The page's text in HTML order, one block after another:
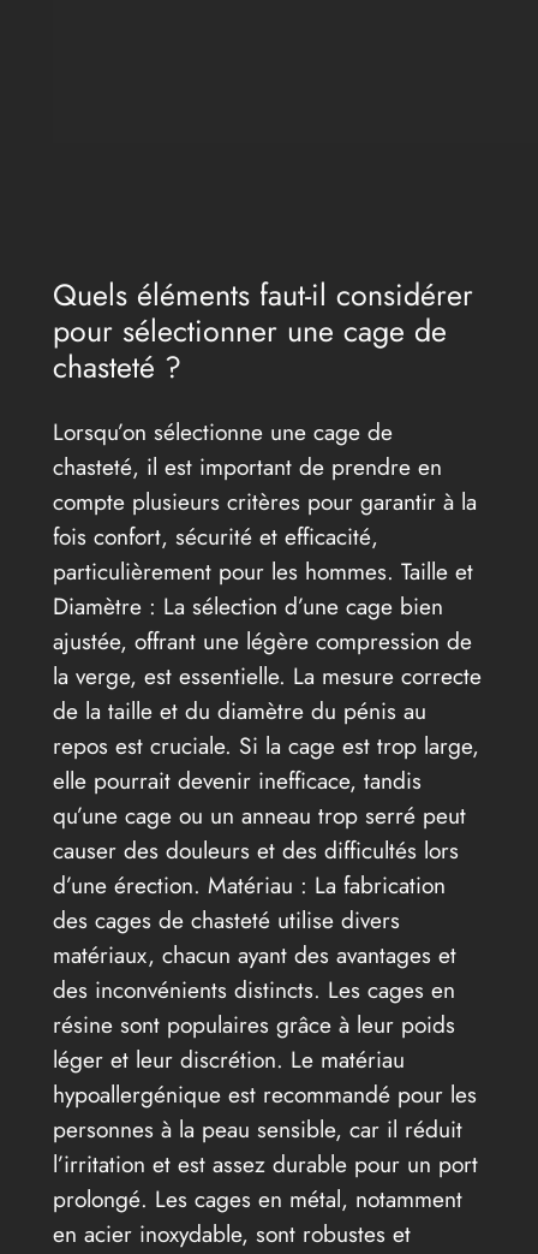
Quels éléments faut-il considérer
pour sélectionner une cage de
chasteté ?
Lorsqu’on sélectionne une cage de
chasteté, il est important de prendre en
compte plusieurs critères pour garantir à la
fois confort, sécurité et efficacité,
particulièrement pour les hommes. Taille et
Diamètre : La sélection d’une cage bien
ajustée, offrant une légère compression de
la verge, est essentielle. La mesure correcte
de la taille et du diamètre du pénis au
repos est cruciale. Si la cage est trop large,
elle pourrait devenir inefficace, tandis
qu’une cage ou un anneau trop serré peut
causer des douleurs et des difficultés lors
d’une érection. Matériau : La fabrication
des cages de chasteté utilise divers
matériaux, chacun ayant des avantages et
des inconvénients distincts. Les cages en
résine sont populaires grâce à leur poids
léger et leur discrétion. Le matériau
hypoallergénique est recommandé pour les
personnes à la peau sensible, car il réduit
l’irritation et est assez durable pour un port
prolongé. Les cages en métal, notamment
en acier inoxydable, sont robustes et